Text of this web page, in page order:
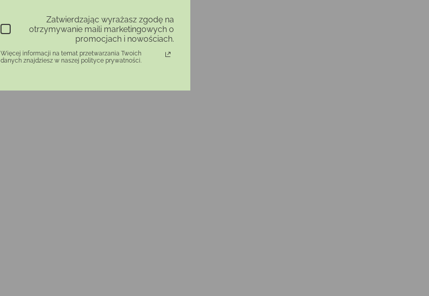
Zatwierdzając wyrażasz zgodę na
otrzymywanie maili marketingowych o
promocjach i nowościach.
Więcej informacji na temat przetwarzania Twoich
danych znajdziesz w naszej polityce prywatności.